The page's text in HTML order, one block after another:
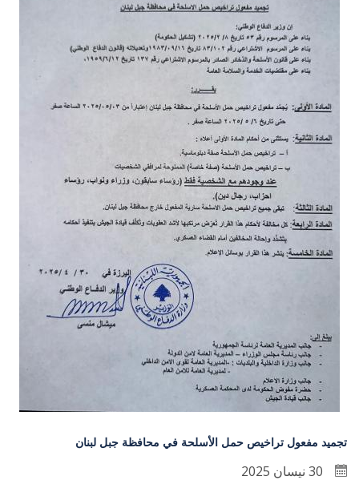
تجميد مفعول تراخيص حمل الأسلحة في محافظة جبل لبنان